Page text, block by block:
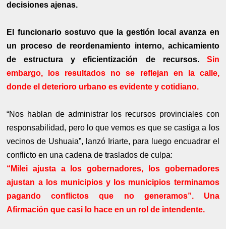
decisiones ajenas.
El funcionario sostuvo que la gestión local avanza en
un proceso de reordenamiento interno, achicamiento
de estructura y eficientización de recursos.Sin
embargo, los resultados no se reflejan en la calle,
donde el deterioro urbano es evidente y cotidiano.
“Nos hablan de administrar los recursos provinciales con
responsabilidad, pero lo que vemos es que se castiga a los
vecinos de Ushuaia”, lanzó Iriarte, para luego encuadrar el
conflicto en una cadena de traslados de culpa:
“Milei ajusta a los gobernadores, los gobernadores
ajustan a los municipios y los municipios terminamos
pagando conflictos que no generamos”. Una
Afirmación que casi lo hace en un rol de intendente.